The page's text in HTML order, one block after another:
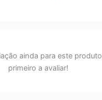
ainda para este
primeiro a avaliar!